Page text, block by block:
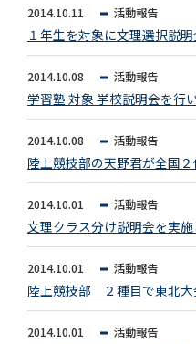
2014.10.11 活動報告
１年生を対象に文理選択説
2014.10.08 活動報告
学習塾 対象 学校説明会を行
2014.10.08 活動報告
陸上競技部の天野君が全国２
2014.10.01 活動報告
文理クラス分け説明会を実施
2014.10.01 活動報告
陸上競技部 ２種目で東北大
2014.10.01 活動報告